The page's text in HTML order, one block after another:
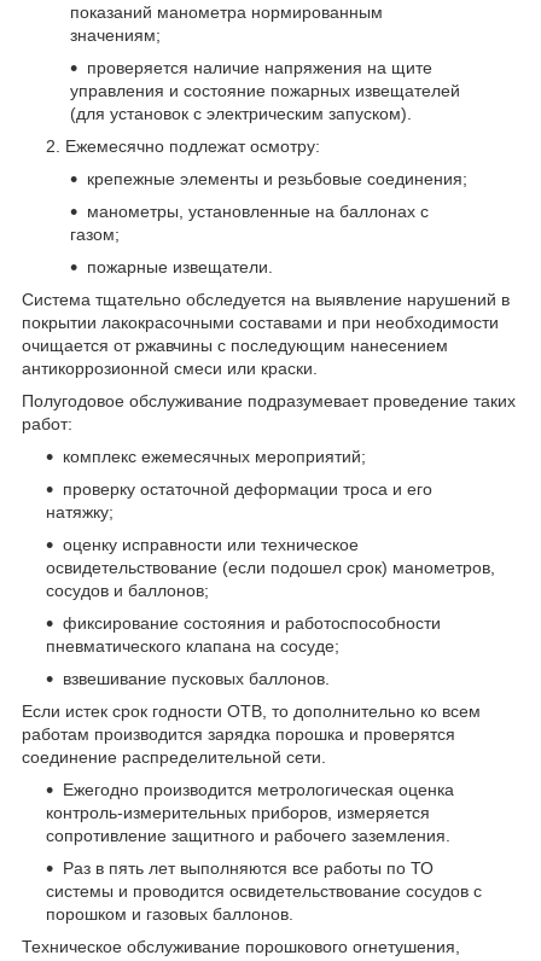
показаний манометра нормированным
значениям;
проверяется наличие напряжения на щите
управления и состояние пожарных извещателей
(для установок с электрическим запуском).
Ежемесячно подлежат осмотру:
крепежные элементы и резьбовые соединения;
манометры, установленные на баллонах с
газом;
пожарные извещатели.
Система тщательно обследуется на выявление нарушений в
покрытии лакокрасочными составами и при необходимости
очищается от ржавчины с последующим нанесением
антикоррозионной смеси или краски.
Полугодовое обслуживание подразумевает проведение таких
работ:
комплекс ежемесячных мероприятий;
проверку остаточной деформации троса и его
натяжку;
оценку исправности или техническое
освидетельствование (если подошел срок) манометров,
сосудов и баллонов;
фиксирование состояния и работоспособности
пневматического клапана на сосуде;
взвешивание пусковых баллонов.
Если истек срок годности ОТВ, то дополнительно ко всем
работам производится зарядка порошка и проверятся
соединение распределительной сети.
Ежегодно производится метрологическая оценка
контроль-измерительных приборов, измеряется
сопротивление защитного и рабочего заземления.
Раз в пять лет выполняются все работы по ТО
системы и проводится освидетельствование сосудов с
порошком и газовых баллонов.
Техническое обслуживание порошкового огнетушения,